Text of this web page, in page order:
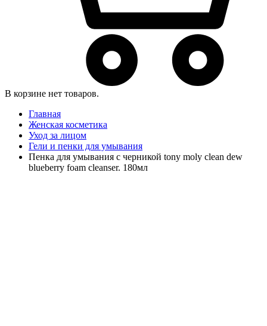
В корзине нет товаров.
Главная
Женская косметика
Уход за лицом
Гели и пенки для умывания
Пенка для умывания с черникой tony moly clean dew
blueberry foam cleanser. 180мл